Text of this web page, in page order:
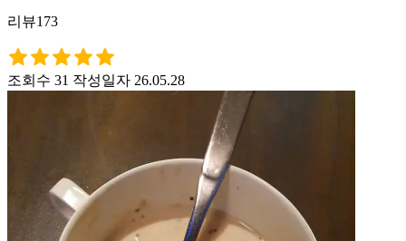
리뷰173
조회수 31 작성일자 26.05.28